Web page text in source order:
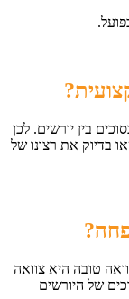
?
בין יורשים. לכן
בדיוק את רצונו של
?
טובה היא צוואה
של היורשים